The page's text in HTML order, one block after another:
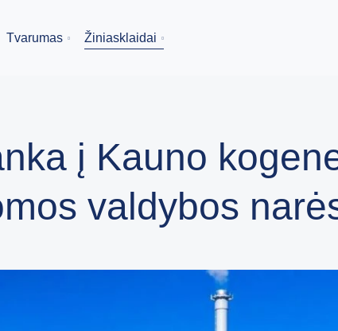
Tvarumas Žiniasklaidai
į Kauno
valdybos